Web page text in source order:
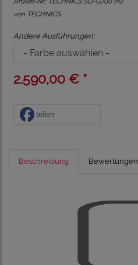
von TECHNICS
Andere Ausführungen:
2.590,00 € *
teilen
Beschreibung Bewertungen